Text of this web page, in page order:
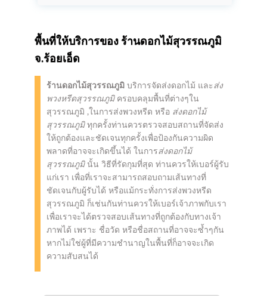
พื้นที่ให้บริการของ ร้านดอกไม้สุวรรณภูมิ
จ.ร้อยเอ็ด
ร้านดอกไม้สุวรรณภูมิ บริการจัดส่งดอกไม้ และ ส่ง
พวงหรีดสุวรรณภูมิครอบคลุมพื้นที่ต่างๆใน
สุวรรณภูมิ ,ในการส่งพวงหรีด หรือ ส่งดอกไม้
สุวรรณภูมิทุกครั้งท่านควรตรวจสอบสถานที่จัดส่ง
ให้ถูกต้องและชัดเจนทุกครั้งเพื่อป้องกันความผิด
พลาดที่อาจจะเกิดขึ้นได้ ในการส่งดอกไม้
สุวรรณภูมินั้น วิธีที่รัดกุมที่สุด ท่านควรให้เบอร์ผู้รับ
แก่เรา เพื่อที่เราจะสามารถสอบถามเส้นทางที่
ชัดเจนกับผู้รับได้ หรือแม้กระทั่งการส่งพวงหรีด
สุวรรณภูมิ ก็เช่นกันท่านควรให้เบอร์เจ้าภาพกับเรา
เพื่อเราจะได้ตรวจสอบเส้นทางที่ถูกต้องกับทางเจ้า
ภาพได้ เพราะ ชื่อวัด หรือชื่อสถานที่อาจจะซ้ำๆกัน
หากไม่ใช่ผู้ที่มีความชำนาญในพื้นที่ก็อาจจะเกิด
ความสับสนได้